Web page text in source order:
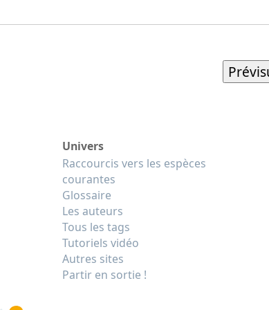
Univers
Raccourcis vers les espèces
courantes
Glossaire
Les auteurs
Tous les tags
Tutoriels vidéo
Autres sites
Partir en sortie !